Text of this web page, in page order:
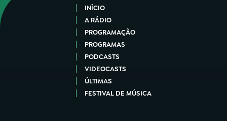
INÍCIO
A RÁDIO
PROGRAMAÇÃO
PROGRAMAS
PODCASTS
VIDEOCASTS
ÚLTIMAS
FESTIVAL DE MÚSICA